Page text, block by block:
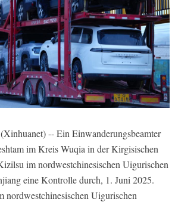
-- Ein Einwanderungsbeamter
im Kreis Wuqia in der Kirgisischen
im nordwestchinesischen Uigurischen
eine Kontrolle durch, 1. Juni 2025.
nordwestchinesischen Uigurischen